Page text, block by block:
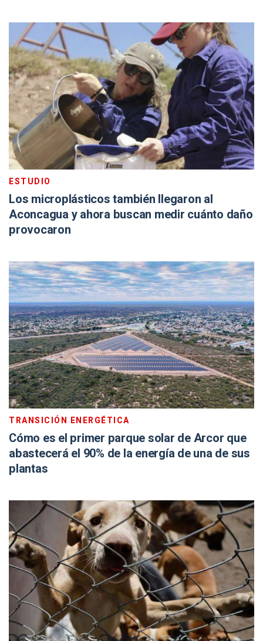
ESTUDIO
Los microplásticos también llegaron al
Aconcagua y ahora buscan medir cuánto daño
provocaron
TRANSICIÓN ENERGÉTICA
Cómo es el primer parque solar de Arcor que
abastecerá el 90% de la energía de una de sus
plantas